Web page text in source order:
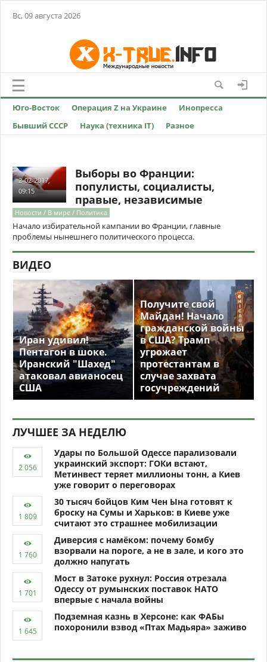
Вс, 09 августа 2026
Юго-Восток Операция Z на Украине
Инопресса
Бывший СССР
Наука (техника IT) Разное
2-02-2017,
09:15
Выборы во Франции:
популисты, социалисты,
правые, независимые
Новости / В мире / Политика
Начало избирательной кампании во Франции, главные
проблемы нынешнего политического процесса.
ВИДЕО
Иран удивил!
Пентагон в шоке.
Иранский "Шахед"
атаковал авианосец
США
Получите свой
Майдан! Начало
гражданской войны
в США? Трамп
угрожает
протестантам в
случае захвата
госучреждений
ЛУЧШЕЕ ЗА НЕДЕЛЮ
Удары по Большой Одессе парализовали
украинский экспорт: ГОКи встают,
Метинвест теряет миллионы тонн, а Киев
уже говорит о переговорах
30 тысяч бойцов Ким Чен Ына готовят к
броску на Сумы и Харьков: в Киеве уже
считают это страшнее мобилизации
Диверсия с намёком: почему бомбу
взорвали на пороге, а не в зале, и кого это
должно напугать
Мост в Затоке рухнул: Россия отрезала
Одессу от румынских поставок НАТО
впервые с начала войны
Подземная казнь в Херсоне: как ФАБы
похоронили взвод «Птах Мадьяра» заживо